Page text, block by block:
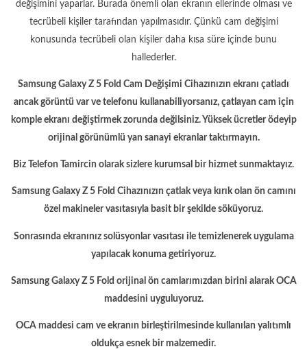
değişimini yaparlar. Burada önemli olan ekranın ellerinde olması ve
tecrübeli kişiler tarafından yapılmasıdır. Çünkü cam değişimi
konusunda tecrübeli olan kişiler daha kısa süre içinde bunu
hallederler.
Samsung Galaxy Z 5 Fold Cam Değişimi Cihazınızın ekranı çatladı
ancak görüntü var ve telefonu kullanabiliyorsanız, çatlayan cam için
komple ekranı değiştirmek zorunda değilsiniz. Yüksek ücretler ödeyip
orijinal görünümlü yan sanayi ekranlar taktırmayın.
Biz Telefon Tamircin olarak sizlere kurumsal bir hizmet sunmaktayız.
Samsung Galaxy Z 5 Fold Cihazınızın çatlak veya kırık olan ön camını
özel makineler vasıtasıyla basit bir şekilde söküyoruz.
Sonrasında ekranınız solüsyonlar vasıtası ile temizlenerek uygulama
yapılacak konuma getiriyoruz.
Samsung Galaxy Z 5 Fold orijinal ön camlarımızdan birini alarak OCA
maddesini uyguluyoruz.
OCA maddesi cam ve ekranın birleştirilmesinde kullanılan yalıtımlı
oldukça esnek bir malzemedir.